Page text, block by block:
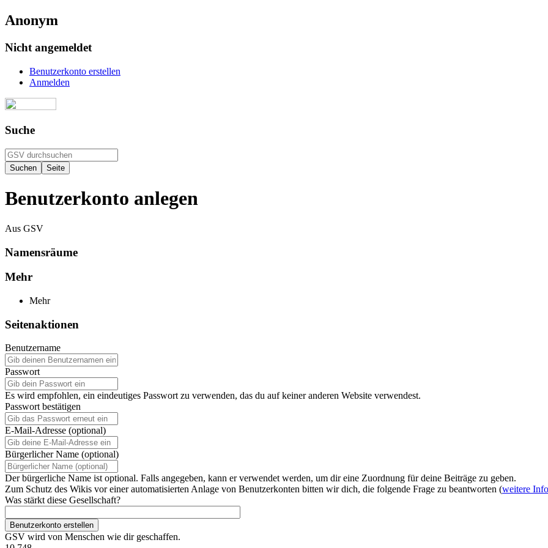
Anonym
Nicht angemeldet
Benutzerkonto erstellen
Anmelden
Suche
Benutzerkonto anlegen
Aus GSV
Namensräume
Mehr
Mehr
Seitenaktionen
Benutzername
Passwort
Es wird empfohlen, ein eindeutiges Passwort zu verwenden, das du auf keiner anderen Website verwendest.
Passwort bestätigen
E-Mail-Adresse (optional)
Bürgerlicher Name (optional)
Der bürgerliche Name ist optional. Falls angegeben, kann er verwendet werden, um dir eine Zuordnung für deine Beiträge zu geben.
Zum Schutz des Wikis vor einer automatisierten Anlage von Benutzerkonten bitten wir dich, die folgende Frage zu beantworten (weitere
Was stärkt diese Gesellschaft?
Benutzerkonto erstellen
GSV wird von Menschen wie dir geschaffen.